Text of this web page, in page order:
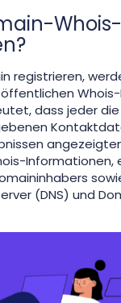
Whois-
registrieren,
dass jeder
Informationen,
(DNS) und